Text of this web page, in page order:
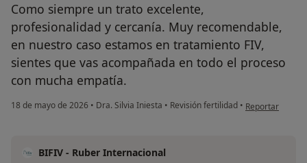
Como siempre un trato excelente,
profesionalidad y cercanía. Muy recomendable,
en nuestro caso estamos en tratamiento FIV,
sientes que vas acompañada en todo el proceso
con mucha empatía.
18 de mayo de 2026 • Dra. Silvia Iniesta • Revisión fertilidad • en opinión del
Reportar
BIFIV - Ruber Internacional